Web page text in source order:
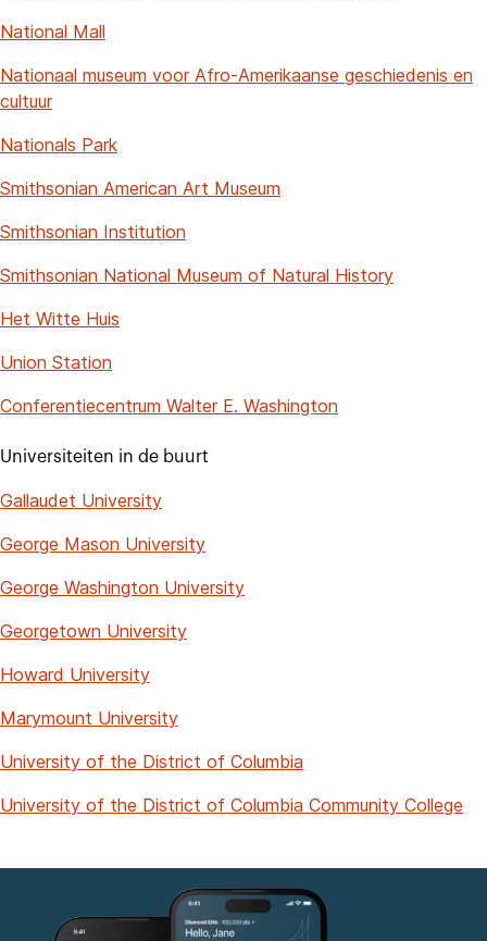
National Mall
Nationaal museum voor Afro-Amerikaanse geschiedenis en
cultuur
Nationals Park
Smithsonian American Art Museum
Smithsonian Institution
Smithsonian National Museum of Natural History
Het Witte Huis
Union Station
Conferentiecentrum Walter E. Washington
Universiteiten in de buurt
Gallaudet University
George Mason University
George Washington University
Georgetown University
Howard University
Marymount University
University of the District of Columbia
University of the District of Columbia Community College